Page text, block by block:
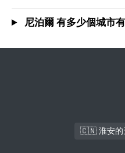
尼泊爾 有多少個城市
🇨🇳 淮安的